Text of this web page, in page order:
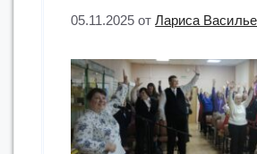
05.11.2025 отЛариса